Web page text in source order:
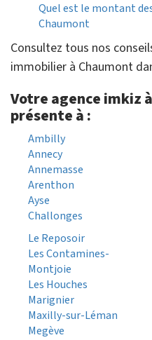
Quel est le montant
Chaumont
Consultez tous nos
immobilier à Chaumont
Votre agence imkiz
présente à :
Ambilly
Annecy
Annemasse
Arenthon
Ayse
Challonges
Le Reposoir
Les Contamines-
Montjoie
Les Houches
Marignier
Maxilly-sur-Léman
Megève